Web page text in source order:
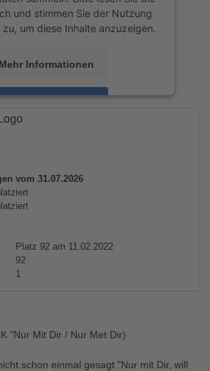
und stimmen Sie der Nutzung
um diese Inhalte anzuzeigen.
Mehr Informationen
Akzeptieren
by
vom 31.07.2026
Platz 92 am 11.02.2022
92
1
"Nur Mit Dir / Nur Met Dir)
schon einmal gesagt "Nur mit Dir, will